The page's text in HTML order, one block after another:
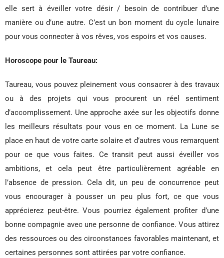
elle sert à éveiller votre désir / besoin de contribuer d’une
manière ou d’une autre. C’est un bon moment du cycle lunaire
pour vous connecter à vos rêves, vos espoirs et vos causes.
Horoscope pour le Taureau:
Taureau, vous pouvez pleinement vous consacrer à des travaux
ou à des projets qui vous procurent un réel sentiment
d’accomplissement. Une approche axée sur les objectifs donne
les meilleurs résultats pour vous en ce moment. La Lune se
place en haut de votre carte solaire et d’autres vous remarquent
pour ce que vous faites. Ce transit peut aussi éveiller vos
ambitions, et cela peut être particulièrement agréable en
l’absence de pression. Cela dit, un peu de concurrence peut
vous encourager à pousser un peu plus fort, ce que vous
apprécierez peut-être. Vous pourriez également profiter d’une
bonne compagnie avec une personne de confiance. Vous attirez
des ressources ou des circonstances favorables maintenant, et
certaines personnes sont attirées par votre confiance.